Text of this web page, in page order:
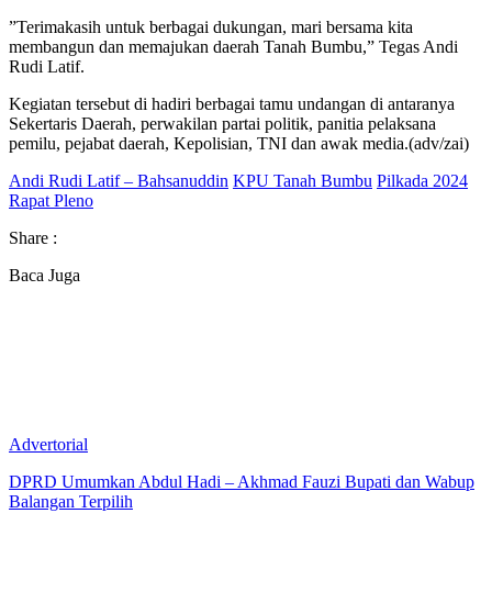
”Terimakasih untuk berbagai dukungan, mari bersama kita
membangun dan memajukan daerah Tanah Bumbu,” Tegas Andi
Rudi Latif.
Kegiatan tersebut di hadiri berbagai tamu undangan di antaranya
Sekertaris Daerah, perwakilan partai politik, panitia pelaksana
pemilu, pejabat daerah, Kepolisian, TNI dan awak media.(adv/zai)
Andi Rudi Latif – Bahsanuddin KPU Tanah Bumbu Pilkada 2024
Rapat Pleno
Share :
Baca Juga
Advertorial
DPRD Umumkan Abdul Hadi – Akhmad Fauzi Bupati dan Wabup
Balangan Terpilih